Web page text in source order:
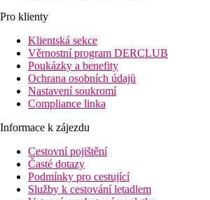
Pro klienty
Klientská sekce
Věrnostní program DERCLUB
Poukázky a benefity
Ochrana osobních údajů
Nastavení soukromí
Compliance linka
Informace k zájezdu
Cestovní pojištění
Časté dotazy
Podmínky pro cestující
Služby k cestování letadlem